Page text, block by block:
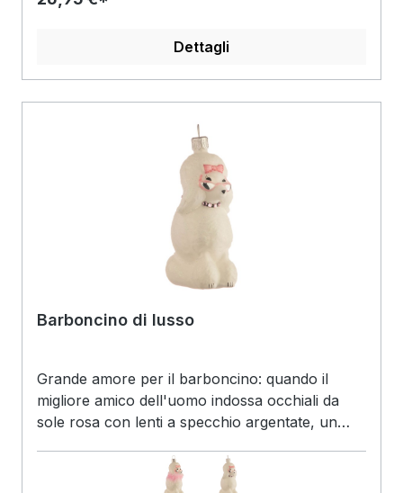
particolarmente realistico, il manto opaco e
tonalità giallastra e strisce bianche delineate. Gli
e i piedi conferisce ulteriore fascino.
Dettagli
Barboncino di lusso
Grande amore per il barboncino: quando il
migliore amico dell'uomo indossa occhiali da
sole rosa con lenti a specchio argentate, un
la fronte e sontuosi gioielli altrettanto rosa
trasformano il suo collo in un vero e proprio